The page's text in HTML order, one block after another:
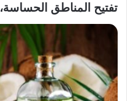
تفتيح المناطق الحساسة، 5 مكونات طبيعية مجربة